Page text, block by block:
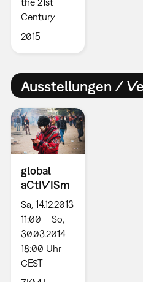
Century
2015
Ausstellungen /
global
aCtIVISm
Sa, 14.12.2013
11:00 – So,
30.03.2014
18:00 Uhr
CEST